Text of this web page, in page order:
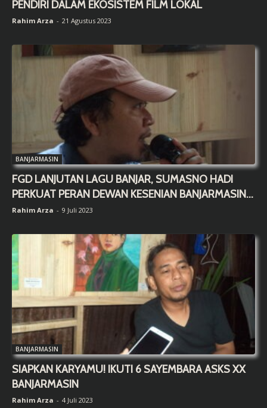
PENDIRI DALAM EKOSISTEM FILM LOKAL
Rahim Arza - 21 Agustus 2023
BANJARMASIN
FGD LANJUTAN LAGU BANJAR, SUMASNO HADI
PERKUAT PERAN DEWAN KESENIAN BANJARMASIN...
Rahim Arza - 9 Juli 2023
BANJARMASIN
SIAPKAN KARYAMU! IKUTI 6 SAYEMBARA ASKS XX
BANJARMASIN
Rahim Arza - 4 Juli 2023